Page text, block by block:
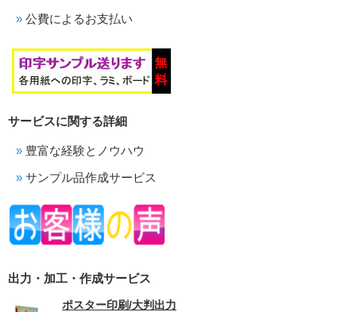
公費によるお支払い
サービスに関する詳細
豊富な経験とノウハウ
サンプル品作成サービス
出力・加工・作成サービス
ポスター印刷/大判出力